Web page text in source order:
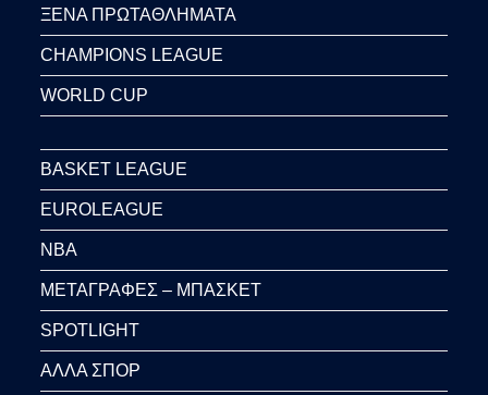
ΞΕΝΑ ΠΡΩΤΑΘΛΗΜΑΤΑ
CHAMPIONS LEAGUE
WORLD CUP
BASKET LEAGUE
EUROLEAGUE
NBA
ΜΕΤΑΓΡΑΦΕΣ – ΜΠΑΣΚΕΤ
SPOTLIGHT
ΑΛΛΑ ΣΠΟΡ